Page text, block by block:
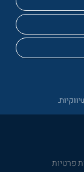
פרטיות